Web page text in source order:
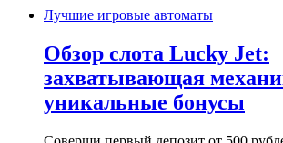
Лучшие игровые автоматы
Обзор слота Lucky Jet:
захватывающая
уникальные бонусы